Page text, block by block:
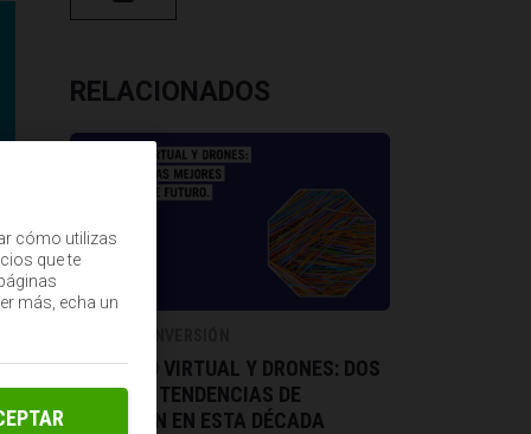
RELACIONADOS
REALIDAD VIRTUAL Y DRONES: DOS
GRANDES TENDENCIAS DE
INVERSIÓN EN ESTA DÉCADA
cómo utilizas
que te
más, echa un